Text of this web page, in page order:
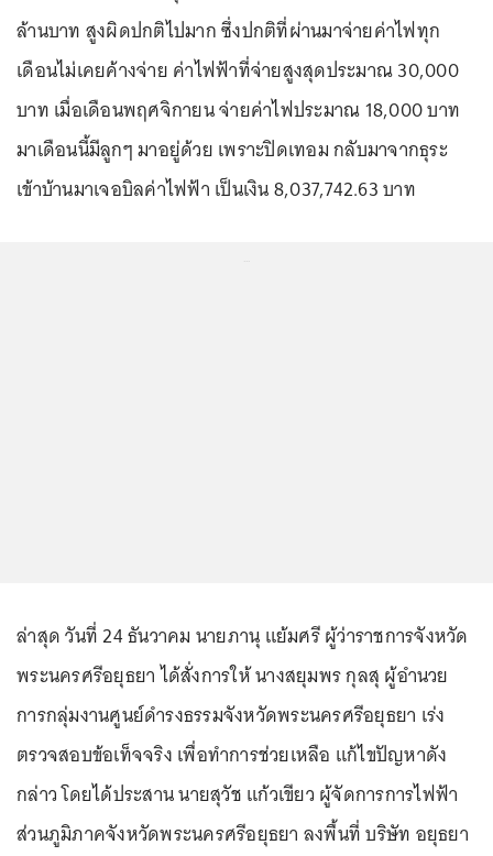
ล้านบาท สูงผิดปกติไปมาก ซึ่งปกติที่ผ่านมาจ่ายค่าไฟทุก
เดือนไม่เคยค้างจ่าย ค่าไฟฟ้าที่จ่ายสูงสุดประมาณ 30,000
บาท เมื่อเดือนพฤศจิกายน จ่ายค่าไฟประมาณ 18,000 บาท
มาเดือนนี้มีลูกๆ มาอยู่ด้วย เพราะปิดเทอม กลับมาจากธุระ
เข้าบ้านมาเจอบิลค่าไฟฟ้า เป็นเงิน 8,037,742.63 บาท
ล่าสุด วันที่ 24 ธันวาคม นายภานุ แย้มศรี ผู้ว่าราชการจังหวัด
พระนครศรีอยุธยา ได้สั่งการให้ นางสยุมพร กุลสุ ผู้อำนวย
การกลุ่มงานศูนย์ดำรงธรรมจังหวัดพระนครศรีอยุธยา เร่ง
ตรวจสอบข้อเท็จจริง เพื่อทำการช่วยเหลือ แก้ไขปัญหาดัง
กล่าว โดยได้ประสาน นายสุวัช แก้วเขียว ผู้จัดการการไฟฟ้า
ส่วนภูมิภาคจังหวัดพระนครศรีอยุธยา ลงพื้นที่ บริษัท อยุธยา